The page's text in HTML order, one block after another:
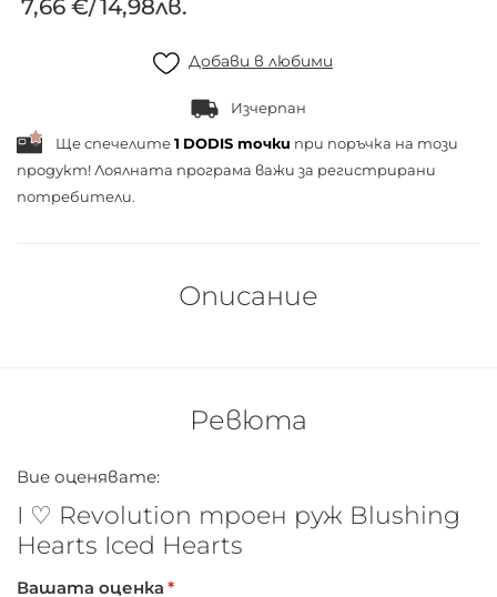
7,66 €/14,98лв.
Добави в любими
Изчерпан
Ще спечелите1 DODIS точки при поръчка на този
продукт! Лоялната програма важи за регистрирани
потребители.
Описание
Ревюта
Вие оценявате:
I ♡ Revolution троен руж Blushing
Hearts Iced Hearts
Вашата оценка